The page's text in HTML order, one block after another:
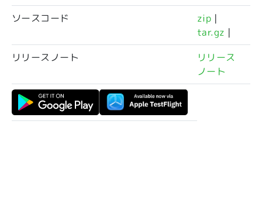
ソースコード
zip |
tar.gz |
リリースノート
リリース
ノート